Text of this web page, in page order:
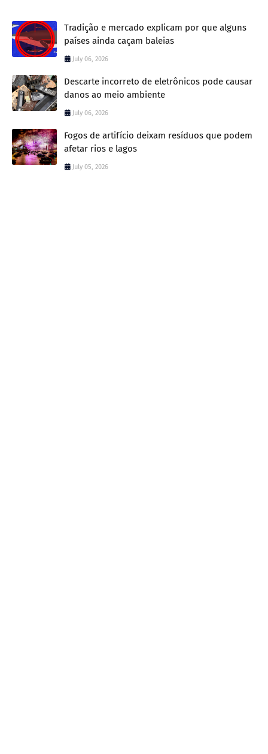
Tradição e mercado explicam por que alguns
países ainda caçam baleias
July 06, 2026
Descarte incorreto de eletrônicos pode causar
danos ao meio ambiente
July 06, 2026
Fogos de artifício deixam resíduos que podem
afetar rios e lagos
July 05, 2026